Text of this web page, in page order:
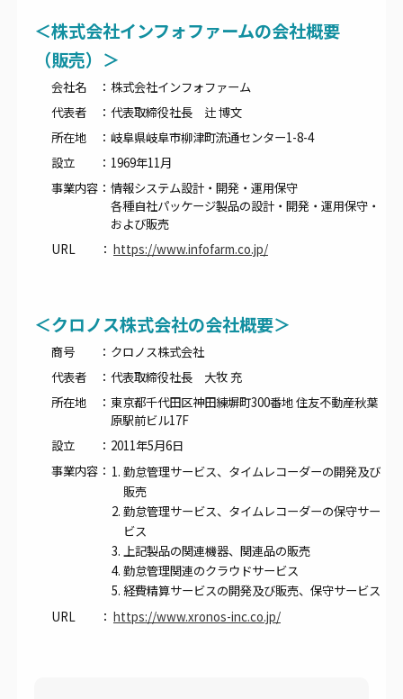
＜株式会社インフォファームの会社概要
（販売）＞
会社名 ： 株式会社インフォファーム
代表者 ： 代表取締役社長 辻 博文
所在地 ： 岐阜県岐阜市柳津町流通センター1-8-4
設立 ： 1969年11月
事業内容： 情報システム設計・開発・運用保守
各種自社パッケージ製品の設計・開発・運用保守・
および販売
URL ： https://www.infofarm.co.jp/
＜クロノス株式会社の会社概要＞
商号 ： クロノス株式会社
代表者 ： 代表取締役社長 大牧 充
所在地 ： 東京都千代田区神田練塀町300番地 住友不動産秋葉
原駅前ビル17F
設立 ： 2011年5月6日
事業内容：
勤怠管理サービス、タイムレコーダーの開発及び
販売
勤怠管理サービス、タイムレコーダーの保守サー
ビス
上記製品の関連機器、関連品の販売
勤怠管理関連のクラウドサービス
経費精算サービスの開発及び販売、保守サービス
URL ： https://www.xronos-inc.co.jp/